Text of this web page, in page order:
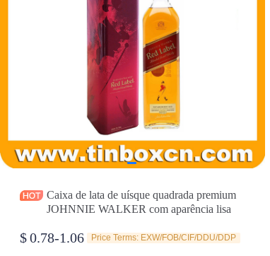
Caixa de lata de uísque quadrada premium
JOHNNIE WALKER com aparência lisa
$0.78-1.06 Price Terms: EXW/FOB/CIF/DDU/DDP
Feiras de Negócios 2026
Certificados
Sustentabilidade
Notícias